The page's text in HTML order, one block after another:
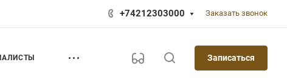
+74212303000 Заказать звонок
Записаться